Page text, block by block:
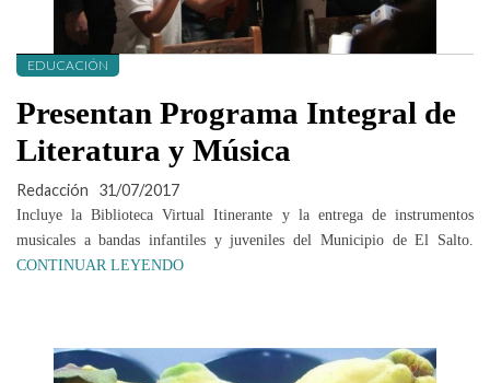
EDUCACIÓN
Presentan Programa Integral de
Literatura y Música
Redacción 31/07/2017
Incluye la Biblioteca Virtual Itinerante y la entrega de instrumentos
musicales a bandas infantiles y juveniles del Municipio de El Salto.
CONTINUAR LEYENDO